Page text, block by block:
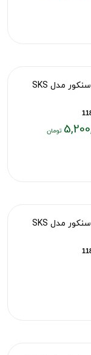
ترازو آشپزخانه سنکور مدل SKS
ترازو آشپزخانه سنکور مدل SKS